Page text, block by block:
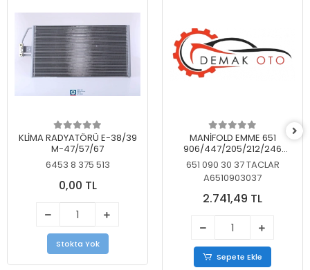
KLİMA RADYATÖRÜ E-38/39
M-47/57/67
6453 8 375 513
0,00 TL
Stokta Yok
MANİFOLD EMME 651
906/447/205/212/246
KELEBEKSİZ
651 090 30 37 TACLAR
A6510903037
2.741,49 TL
Sepete Ekle